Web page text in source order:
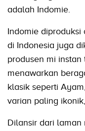
adalah Indomie.
Indomie diproduksi
di Indonesia juga
produsen mi instan
menawarkan
klasik seperti
varian paling
Dilansir dari laman